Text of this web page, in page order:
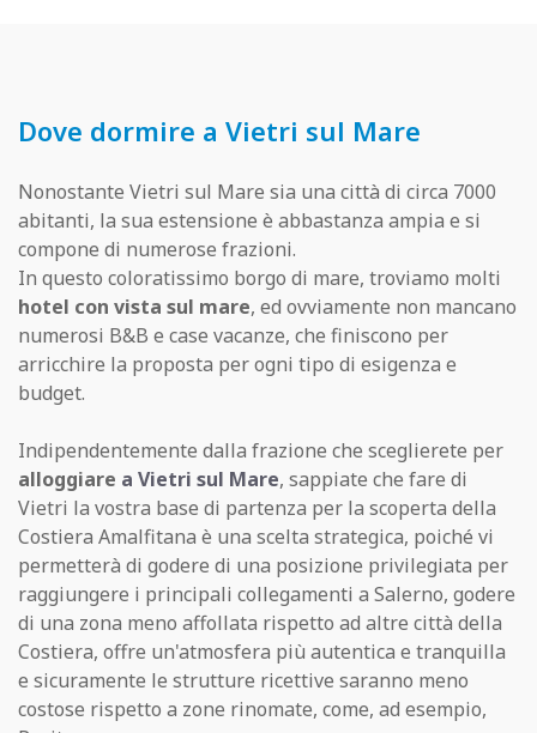
Dove dormire a Vietri sul Mare
Nonostante Vietri sul Mare sia una città di circa 7000
abitanti, la sua estensione è abbastanza ampia e si
compone di numerose frazioni.
In questo coloratissimo borgo di mare, troviamo molti
hotel con vista sul mare, ed ovviamente non mancano
numerosi B&B e case vacanze, che finiscono per
arricchire la proposta per ogni tipo di esigenza e
budget.
Indipendentemente dalla frazione che sceglierete per
alloggiare a Vietri sul Mare, sappiate che fare di
Vietri la vostra base di partenza per la scoperta della
Costiera Amalfitana è una scelta strategica, poiché vi
permetterà di godere di una posizione privilegiata per
raggiungere i principali collegamenti a Salerno, godere
di una zona meno affollata rispetto ad altre città della
Costiera, offre un'atmosfera più autentica e tranquilla
e sicuramente le strutture ricettive saranno meno
costose rispetto a zone rinomate, come, ad esempio,